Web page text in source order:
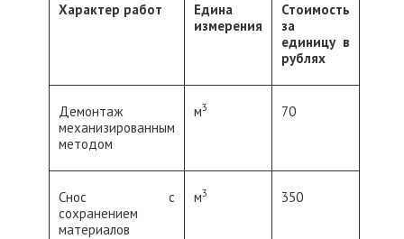
Характер работ
Едина
измерения
Стоимость
за
единицу в
рублях
Демонтаж
механизированным
методом
м3 70
Снос с
сохранением
материалов
м3 350